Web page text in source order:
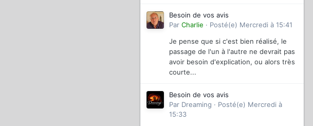
Besoin de vos avis
Par Charlie · Posté(e) Mercredi à 15:41
Je pense que si c'est bien réalisé, le
passage de l'un à l'autre ne devrait pas
avoir besoin d'explication, ou alors très
courte...
Besoin de vos avis
Par Dreaming · Posté(e) Mercredi à
15:33